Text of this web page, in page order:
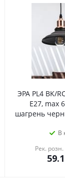
ЭРА PL4 BK/RC
E27, max
шагрень
В
Рек.